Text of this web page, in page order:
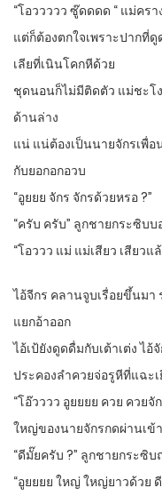
“โอววววว ซู๊ดดดด “ แม่คร
แต่ก็ต้องตกใจเพราะปากที่
เลียที่เนินโคกหีด้วย
ชุดนอนก็ไม่มีติดตัว แม่ชะโ
ด้านล่าง
แน่ แน่ต้องเป็นนายจักรเพื่
กับยอกอกอวบ
“อูยยย จักร จักรด้วยหรอ ?”
“ครับ ครับ” ลูกชายกระซิบบ
“โอววว แม่ แม่เสียว เสียวแ
ไอ้จีกร คลานจูบเรื่อยขึ้นม
แยกอ้าออก
ไอ้เป้ยังดูดดื่มกับเต้าเต่ง ไ
ประคองลำควยจ่อรูหีที่แฉะเ
“โอ๊วววว อูยยยย ควย ควย
ใหญ่ของนายจักรกดผ่านเข้
“ดีมั๊ยครับ ?” ลูกชายกระซิบ
“อูยยยย ใหญ่ ใหญ่ยาวด้วย ดี